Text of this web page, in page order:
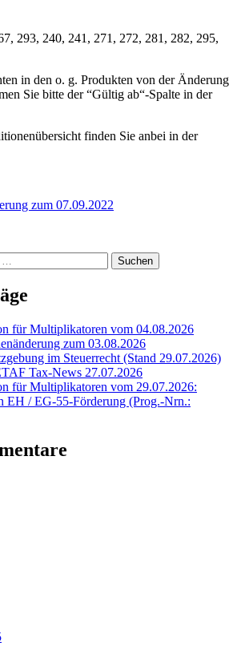
293, 240, 241, 271, 272, 281, 282, 295,
in den o. g. Produkten von der Änderung
Sie bitte der “Gültig ab“-Spalte in der
finden Sie anbei in der
zum 07.09.2022
für Multiplikatoren vom 04.08.2026
zum 03.08.2026
im Steuerrecht (Stand 29.07.2026)
Tax-News 27.07.2026
für Multiplikatoren vom 29.07.2026:
EH / EG-55-Förderung (Prog.-Nrn.: